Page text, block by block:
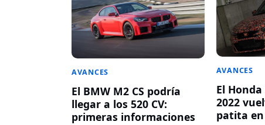
AVANCES
El BMW M2 CS podría
llegar a los 520 CV:
primeras informaciones
AVANCES
El Honda
2022
patita